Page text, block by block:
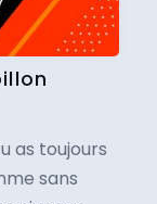
as toujours
sans